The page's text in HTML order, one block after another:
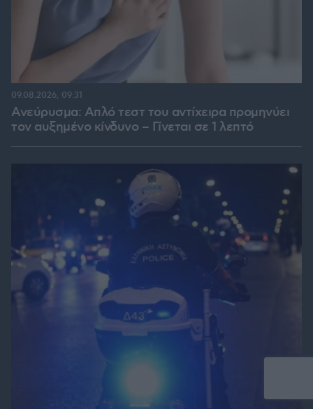
Ανεύρυσμα: Απλό τεστ του αντίχειρα προμηνύει
τον αυξημένο κίνδυνο – Γίνεται σε 1 λεπτό
09.08.2026, 09:31